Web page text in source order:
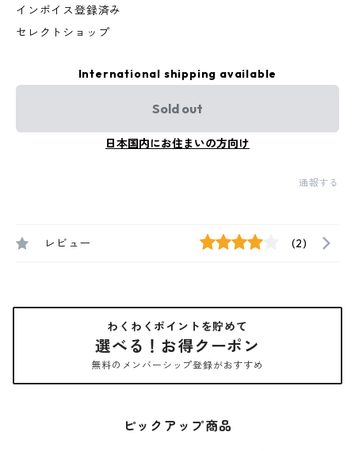
インボイス登録済み
セレクトショップ
International shipping available
Sold out
日本国内にお住まいの方向け
通報する
レビュー (2)
わくわくポイントを貯めて
選べる！お得クーポン
無料のメンバーシップ登録がおすすめ
ピックアップ商品